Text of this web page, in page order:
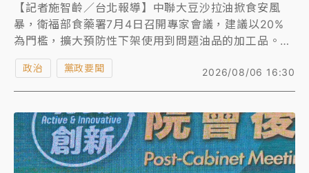
【記者施智齡／台北報導】中聯大豆沙拉油掀食安風
暴，衛福部食藥署7月4日召開專家會議，建議以20%
為門檻，擴大預防性下架使用到問題油品的加工品。食
藥署昨晚公布專家會議記錄，藍營質疑政院食安辦主任
許輔列席，政院對放行20％以下問題油早知情。針對後
續究責，衛福部長石崇良、食藥署長姜至剛、許輔等官
人想法，我無法代為發言。」
2026/08/06 16:30
政治 黨政要聞